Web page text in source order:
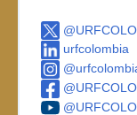
urfcolombia